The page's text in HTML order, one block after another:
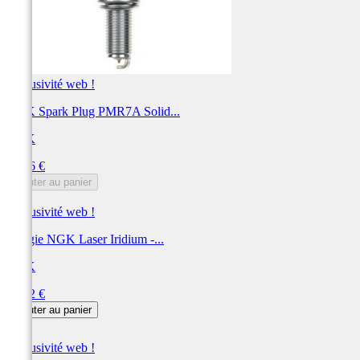
Exclusivité web !
NGK Spark Plug PMR7A Solid...
NGK
58,56 €
Ajouter au panier
Exclusivité web !
Bougie NGK Laser Iridium -...
NGK
58,32 €
Ajouter au panier
Exclusivité web !